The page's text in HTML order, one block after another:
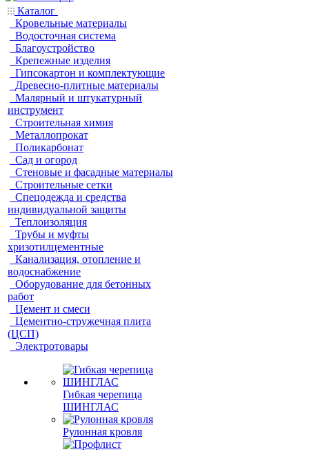
Каталог
Кровельные материалы
Водосточная система
Благоустройство
Крепежные изделия
Гипсокартон и комплектующие
Древесно-плитные материалы
Малярный и штукатурный
инструмент
Строительная химия
Металлопрокат
Поликарбонат
Сад и огород
Стеновые и фасадные материалы
Строительные сетки
Спецодежда и средства
индивидуальной защиты
Теплоизоляция
Трубы и муфты
хризотилцементные
Канализация, отопление и
водоснабжение
Оборудование для бетонных
работ
Цемент и смеси
Цементно-стружечная плита
(ЦСП)
Электротовары
Гибкая черепица
ШИНГЛАС
Рулонная кровля